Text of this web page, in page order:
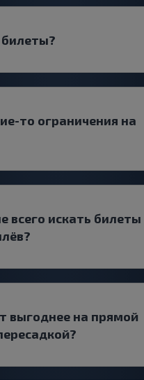
билеты?
то ограничения на
всего искать билеты
выгоднее на прямой